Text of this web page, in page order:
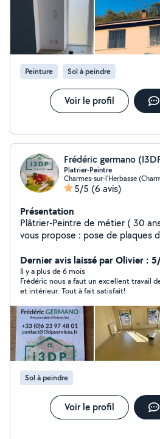
Peinture Sol à peindre
Voir le profil
Frédéric germano
Platrier-Peintre
Charmes-sur-l'Herbasse
5/5 (6 avis)
Présentation
Plâtrier-Peintre de métier ( 30
vous propose : pose de plaques
béton ciré pour douche Italienne,
bain, pose de receveur...
possède tout l'outillage
prestations de qualité.
Dernier avis laissé par Olivier :
Il y a plus de 6 mois
Frédéric nous a faut un excellent travail
et intérieur. Tout à fait satisfait!
Sol à peindre
Voir le profil